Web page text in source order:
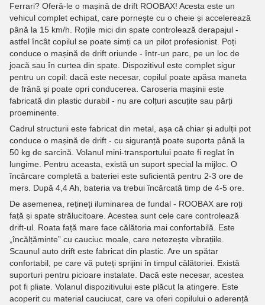
Ferrari? Oferă-le o mașină de drift ROOBAX! Acesta este un
vehicul complet echipat, care pornește cu o cheie și accelerează
până la 15 km/h. Roțile mici din spate controlează derapajul -
astfel încât copilul se poate simți ca un pilot profesionist. Poți
conduce o mașină de drift oriunde - într-un parc, pe un loc de
joacă sau în curtea din spate. Dispozitivul este complet sigur
pentru un copil: dacă este necesar, copilul poate apăsa maneta
de frână și poate opri conducerea. Caroseria mașinii este
fabricată din plastic durabil - nu are colțuri ascuțite sau părți
proeminente.
Cadrul structurii este fabricat din metal, așa că chiar și adulții pot
conduce o mașină de drift - cu siguranță poate suporta până la
50 kg de sarcină. Volanul mini-transportului poate fi reglat în
lungime. Pentru aceasta, există un suport special la mijloc. O
încărcare completă a bateriei este suficientă pentru 2-3 ore de
mers. După 4,4 Ah, bateria va trebui încărcată timp de 4-5 ore.
De asemenea, rețineți iluminarea de fundal - ROOBAX are roți
față și spate strălucitoare. Acestea sunt cele care controlează
drift-ul. Roata față mare face călătoria mai confortabilă. Este
„încălțăminte” cu cauciuc moale, care netezește vibrațiile.
Scaunul auto drift este fabricat din plastic. Are un spătar
confortabil, pe care vă puteți sprijini în timpul călătoriei. Există
suporturi pentru picioare instalate. Dacă este necesar, acestea
pot fi pliate. Volanul dispozitivului este plăcut la atingere. Este
acoperit cu material cauciucat, care va oferi copilului o aderență